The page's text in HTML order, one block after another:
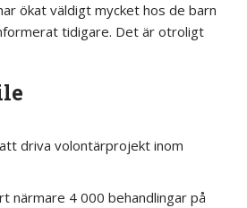
ökat väldigt mycket hos de barn
tidigare. Det är otroligt
driva volontärprojekt inom
närmare 4 000 behandlingar på